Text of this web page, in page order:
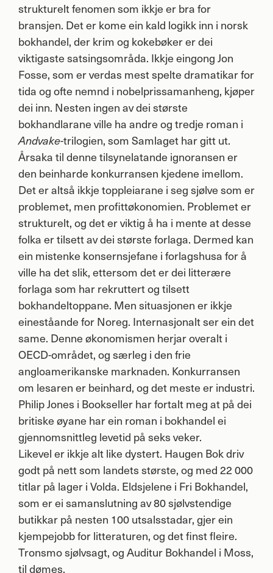
strukturelt fenomen som ikkje er bra for
bransjen. Det er kome ein kald logikk inn i norsk
bokhandel, der krim og kokebøker er dei
viktigaste satsingsområda. Ikkje eingong Jon
Fosse, som er verdas mest spelte dramatikar for
tida og ofte nemnd i nobelprissamanheng, kjøper
dei inn. Nesten ingen av dei største
bokhandlarane ville ha andre og tredje roman i
Andvake-trilogien, som Samlaget har gitt ut.
Årsaka til denne tilsynelatande ignoransen er
den beinharde konkurransen kjedene imellom.
Det er altså ikkje toppleiarane i seg sjølve som er
problemet, men profittøkonomien. Problemet er
strukturelt, og det er viktig å ha i mente at desse
folka er tilsett av dei største forlaga. Dermed kan
ein mistenke konsernsjefane i forlagshusa for å
ville ha det slik, ettersom det er dei litterære
forlaga som har rekruttert og tilsett
bokhandeltoppane. Men situasjonen er ikkje
eineståande for Noreg. Internasjonalt ser ein det
same. Denne økonomismen herjar overalt i
OECD-området, og særleg i den frie
angloamerikanske marknaden. Konkurransen
om lesaren er beinhard, og det meste er industri.
Philip Jones i Bookseller har fortalt meg at på dei
britiske øyane har ein roman i bokhandel ei
gjennomsnittleg levetid på seks veker.
Likevel er ikkje alt like dystert. Haugen Bok driv
godt på nett som landets største, og med 22 000
titlar på lager i Volda. Eldsjelene i Fri Bokhandel,
som er ei samanslutning av 80 sjølvstendige
butikkar på nesten 100 utsalsstadar, gjer ein
kjempejobb for litteraturen, og det finst fleire.
Tronsmo sjølvsagt, og Auditur Bokhandel i Moss,
til dømes.